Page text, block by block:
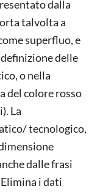
dalla
talvolta a
superfluo, e
delle
o nella
del colore rosso
La
tecnologico,
dalle frasi
i dati